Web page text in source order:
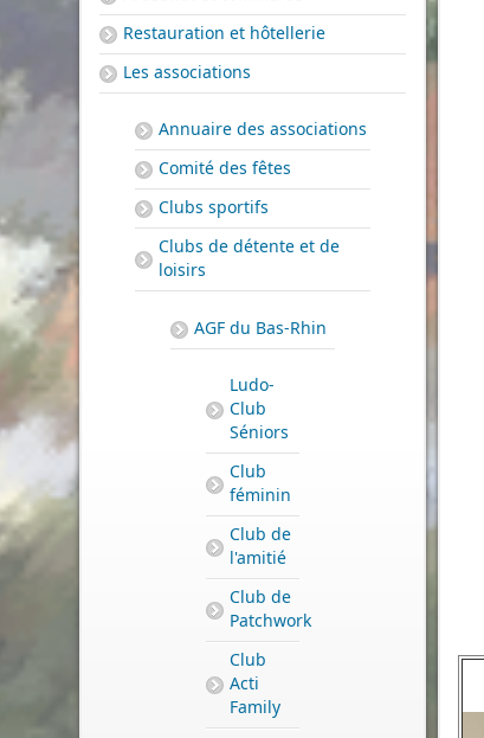
Restauration et hôtellerie
Les associations
Annuaire des associations
Comité des fêtes
Clubs sportifs
Clubs de détente et de
loisirs
AGF du Bas-Rhin
Ludo-
Club
Séniors
Club
féminin
Club de
l'amitié
Club de
Patchwork
Club
Acti
Family